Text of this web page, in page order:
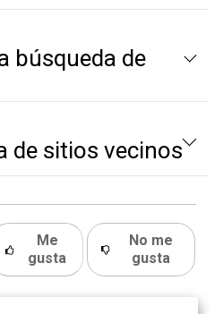
búsqueda de
de sitios vecinos
Me
gusta
No me
gusta